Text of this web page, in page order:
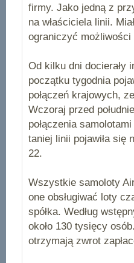
firmy. Jako jedną z
na właściciela linii.
ograniczyć możliwości
Od kilku dni docierały
początku tygodnia
połączeń krajowych,
Wczoraj przed
połączenia
taniej linii pojawiła się
22.
Wszystkie samoloty
one obsługiwać loty
spółka. Według
około 130 tysięcy
otrzymają zwrot